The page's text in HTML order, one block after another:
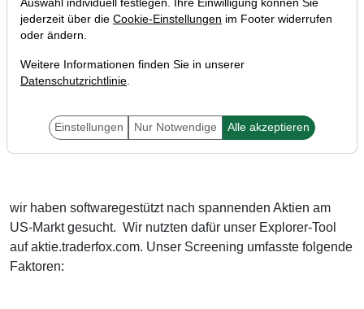
Liebe Anleger,
wir haben softwaregestützt nach spannenden Aktien am
US-Markt gesucht. Wir nutzten dafür unser Explorer-Tool
auf aktie.traderfox.com. Unser Screening umfasste folgende
Faktoren:
Auswahl individuell festlegen. Ihre Einwilligung können Sie
jederzeit über die Cookie-Einstellungen im Footer widerrufen
oder ändern.
Weitere Informationen finden Sie in unserer
Datenschutzrichtlinie.
Einstellungen Nur Notwendige Alle akzeptieren